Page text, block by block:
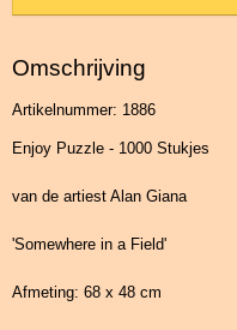
Omschrijving
Artikelnummer: 1886
Enjoy Puzzle - 1000 Stukjes
van de artiest Alan Giana
'Somewhere in a Field'
Afmeting: 68 x 48 cm